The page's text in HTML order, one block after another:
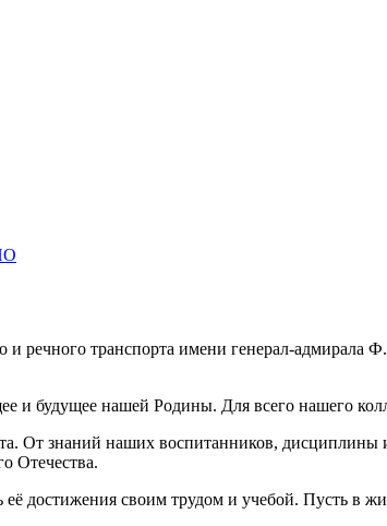
речного транспорта имени генерал-адмирала
и будущее нашей Родины. Для всего нашего
От знаний наших воспитанников, дисциплины
Отечества.
достижения своим трудом и учебой. Пусть в